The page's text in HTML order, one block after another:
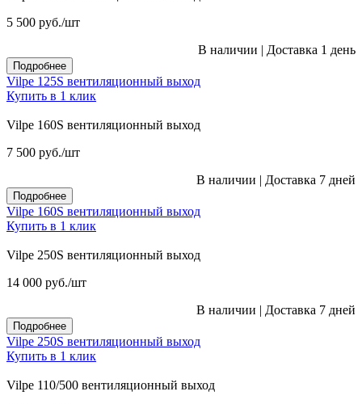
5 500 руб./шт
В наличии | Доставка 1 день
Подробнее
Vilpe 125S вентиляционный выход
Купить в 1 клик
Vilpe 160S вентиляционный выход
7 500 руб./шт
В наличии | Доставка 7 дней
Подробнее
Vilpe 160S вентиляционный выход
Купить в 1 клик
Vilpe 250S вентиляционный выход
14 000 руб./шт
В наличии | Доставка 7 дней
Подробнее
Vilpe 250S вентиляционный выход
Купить в 1 клик
Vilpe 110/500 вентиляционный выход